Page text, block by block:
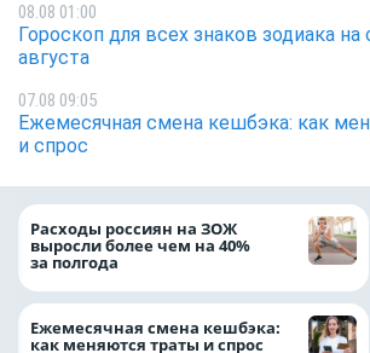
08.08 01:00
Гороскоп для всех знаков зодиака на
августа
07.08 09:05
Ежемесячная смена кешбэка: как
и спрос
Расходы россиян на ЗОЖ
выросли более чем на 40%
за полгода
Ежемесячная смена кешбэка:
как меняются траты и спрос